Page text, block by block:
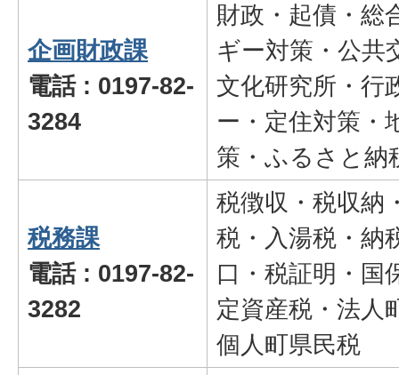
企画財政課
電話 : 0197-82-
3284
財政・起債・総
ギー対策・公共
文化研究所・行
ー・定住対策・
策・ふるさと納
税務課
電話 : 0197-82-
3282
税徴収・税収納
税・入湯税・納
口・税証明・国
定資産税・法人
個人町県民税